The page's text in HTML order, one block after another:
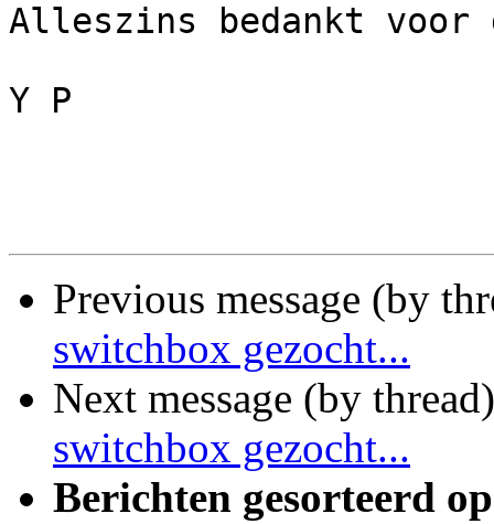
Alleszins bedankt
Y P
Previous message (by
switchbox gezocht...
Next message (by
switchbox gezocht...
Berichten gesorteerd